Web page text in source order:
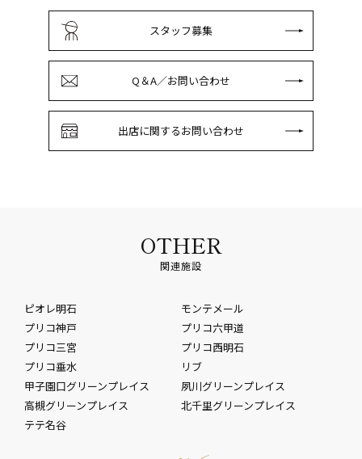
スタッフ募集
Q＆A／お問い合わせ
出店に関するお問い合わせ
OTHER
関連施設
ピオレ明石
モンテメール
プリコ神戸
プリコ六甲道
プリコ三宮
プリコ西明石
プリコ垂水
リブ
甲子園口グリーンプレイス
夙川グリーンプレイス
高槻グリーンプレイス
北千里グリーンプレイス
テテ名谷